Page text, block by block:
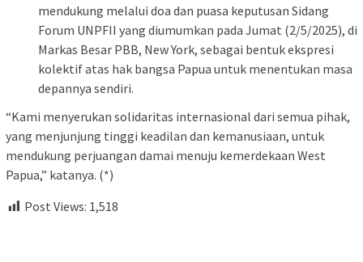
mendukung melalui doa dan puasa keputusan Sidang
Forum UNPFII yang diumumkan pada Jumat (2/5/2025), di
Markas Besar PBB, New York, sebagai bentuk ekspresi
kolektif atas hak bangsa Papua untuk menentukan masa
depannya sendiri.
“Kami menyerukan solidaritas internasional dari semua pihak,
yang menjunjung tinggi keadilan dan kemanusiaan, untuk
mendukung perjuangan damai menuju kemerdekaan West
Papua,” katanya. (*)
Post Views: 1,518